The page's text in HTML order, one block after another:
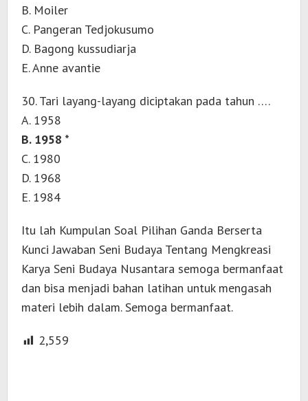
B. Moiler
C. Pangeran Tedjokusumo
D. Bagong kussudiarja
E. Anne avantie
30. Tari layang-layang diciptakan pada tahun ….
A. 1958
B. 1958 *
C. 1980
D. 1968
E. 1984
Itu lah Kumpulan Soal Pilihan Ganda Berserta
Kunci Jawaban Seni Budaya Tentang Mengkreasi
Karya Seni Budaya Nusantara semoga bermanfaat
dan bisa menjadi bahan latihan untuk mengasah
materi lebih dalam. Semoga bermanfaat.
2,559